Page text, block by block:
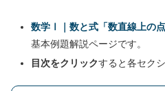
数学Ⅰ｜数と式「数直線上の
基本例題解説ページです。
目次をクリックすると各セク